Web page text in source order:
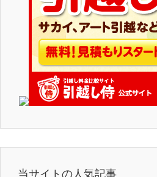
当サイトの人気記事